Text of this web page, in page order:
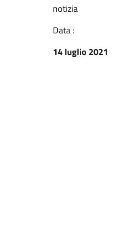
notizia
Data :
14 luglio 2021